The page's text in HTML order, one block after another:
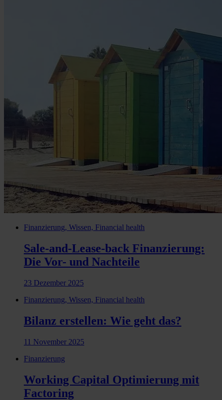
Finanzierung, Wissen, Financial health
Sale-and-Lease-back Finanzierung:
Die Vor- und Nachteile
23 Dezember 2025
Finanzierung, Wissen, Financial health
Bilanz erstellen: Wie geht das?
11 November 2025
Finanzierung
Working Capital Optimierung mit
Factoring